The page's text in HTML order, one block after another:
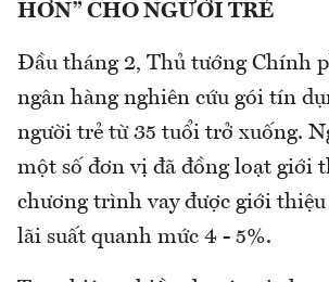
HƠN” CHO NGƯỜI TRẺ
Đầu tháng 2, Thủ tướng Chính
ngân hàng nghiên cứu gói tín
người trẻ từ 35 tuổi trở xuống.
một số đơn vị đã đồng loạt giới
chương trình vay được giới
lãi suất quanh mức 4 - 5%.